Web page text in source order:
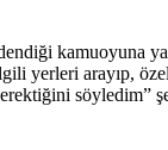
arayıp,
söyledim”